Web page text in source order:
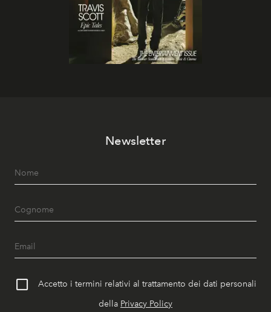
Newsletter
Accetto i termini relativi al trattamento dei dati personali
della Privacy Policy